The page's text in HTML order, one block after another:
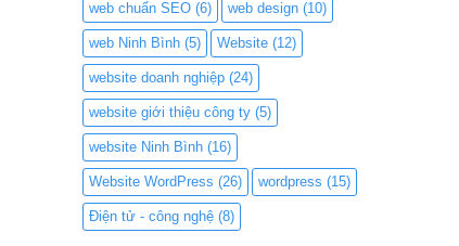
web chuẩn SEO (6) web design (10)
web Ninh Bình (5) Website (12)
website doanh nghiệp (24)
website giới thiệu công ty (5)
website Ninh Bình (16)
Website WordPress (26) wordpress (15)
Điện tử - công nghệ (8)